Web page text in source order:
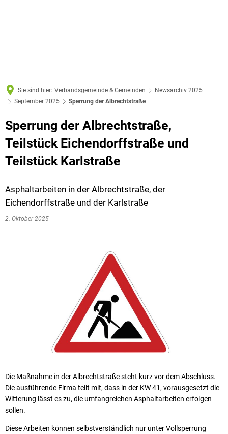
Sie sind hier: Verbandsgemeinde & Gemeinden
Newsarchiv 2025
September 2025
Sperrung der Albrechtstraße
Sperrung der Albrechtstraße,
Teilstück Eichendorffstraße und
Teilstück Karlstraße
Asphaltarbeiten in der Albrechtstraße, der
Eichendorffstraße und der Karlstraße
2. Oktober 2025
Die Maßnahme in der Albrechtstraße steht kurz vor dem Abschluss.
Die ausführende Firma teilt mit, dass in der KW 41, vorausgesetzt die
Witterung lässt es zu, die umfangreichen Asphaltarbeiten erfolgen
sollen.
Diese Arbeiten können selbstverständlich nur unter Vollsperrung